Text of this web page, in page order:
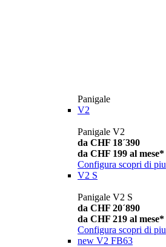
Panigale
V2
Panigale V2
da CHF 18´390
da CHF 199 al mese*
Configura scopri di piu
V2 S
Panigale V2 S
da CHF 20´890
da CHF 219 al mese*
Configura scopri di piu
new V2 FB63